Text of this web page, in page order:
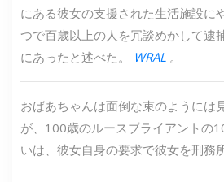
にある彼女の支援された生活施設に
つで百歳以上の人を冗談めかして逮
にあったと述べた。
WRAL 。
おばあちゃんは面倒な束のようには
が、100歳のルースブライアントの
いは、彼女自身の要求で彼女を刑務